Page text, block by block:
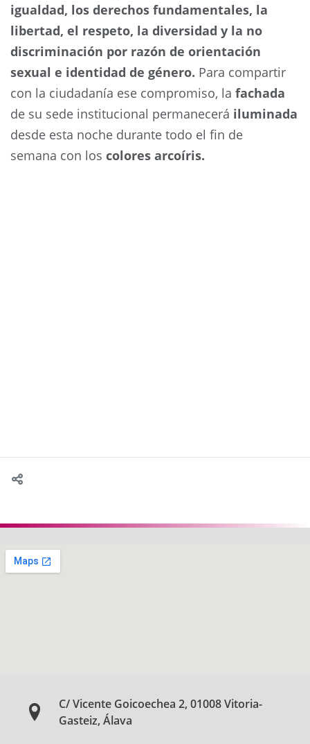
igualdad, los derechos fundamentales, la
libertad, el respeto, la diversidad y la no
discriminación por razón de orientación
sexual e identidad de género. Para compartir
con la ciudadanía ese compromiso, la fachada
de su sede institucional permanecerá iluminada
desde esta noche durante todo el fin de
semana con los colores arcoíris.
C/ Vicente Goicoechea 2, 01008 Vitoria-
Gasteiz, Álava